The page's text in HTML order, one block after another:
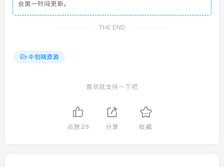
会第一时间更新。
THE END
中创网资源
喜欢就支持一下吧
点赞 29 分享 收藏